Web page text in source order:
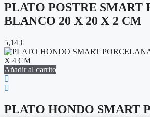
PLATO POSTRE SMART
BLANCO 20 X 20 X 2 CM
5,14 €
Añadir al carrito
PLATO HONDO SMART